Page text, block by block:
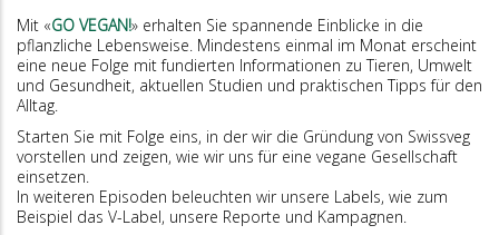
Mit «GO VEGAN!» erhalten Sie spannende Einblicke in die
pflanzliche Lebensweise. Mindestens einmal im Monat erscheint
eine neue Folge mit fundierten Informationen zu Tieren, Umwelt
und Gesundheit, aktuellen Studien und praktischen Tipps für den
Alltag.
Starten Sie mit Folge eins, in der wir die Gründung von Swissveg
vorstellen und zeigen, wie wir uns für eine vegane Gesellschaft
einsetzen.
In weiteren Episoden beleuchten wir unsere Labels, wie zum
Beispiel das V-Label, unsere Reporte und Kampagnen.